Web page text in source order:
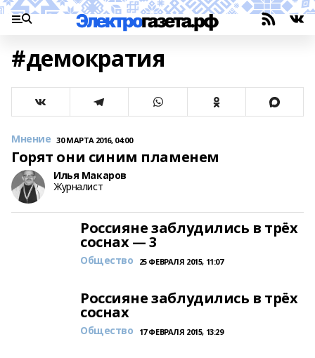
#демократия
Горят они синим пламенем
Мнение 30 МАРТА 2016, 04:00
Илья Макаров
Журналист
Россияне заблудились в трёх
соснах — 3
Общество 25 ФЕВРАЛЯ 2015, 11:07
Россияне заблудились в трёх
соснах
Общество 17 ФЕВРАЛЯ 2015, 13:29